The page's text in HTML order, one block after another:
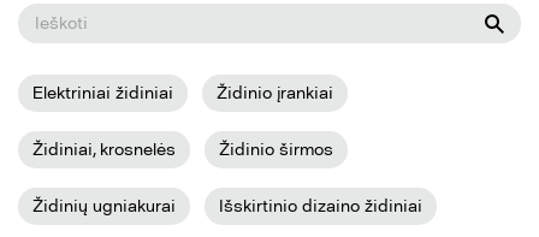
Elektriniai židiniai Židinio įrankiai
Židiniai, krosnelės Židinio širmos
Židinių ugniakurai Išskirtinio dizaino židiniai